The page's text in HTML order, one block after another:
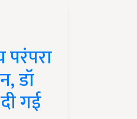
परंपरा
डॉ
गई